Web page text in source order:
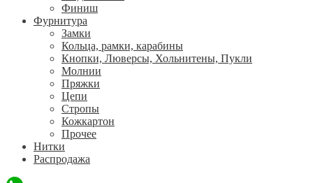
Финиш
Фурнитура
Замки
Кольца, рамки, карабины
Кнопки, Люверсы, Хольнитены, Пукли
Молнии
Пряжки
Цепи
Стропы
Кожкартон
Прочее
Нитки
Распродажа